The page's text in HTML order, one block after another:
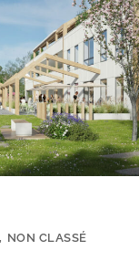
NON CLASSÉ